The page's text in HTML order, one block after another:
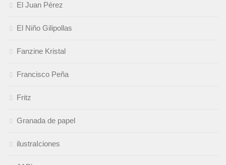
El Juan Pérez
El Niño Gilipollas
Fanzine Kristal
Francisco Peña
Fritz
Granada de papel
ilustraIciones